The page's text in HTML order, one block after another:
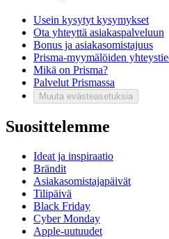
Usein kysytyt kysymykset
Ota yhteyttä asiakaspalveluun
Bonus ja asiakasomistajuus
Prisma-myymälöiden
Mikä on Prisma?
Palvelut Prismassa
Muuta evästeasetuksia
Suosittelemme
Ideat ja inspiraatio
Brändit
Asiakasomistajapäivät
Tilipäivä
Black Friday
Cyber Monday
Apple-uutuudet